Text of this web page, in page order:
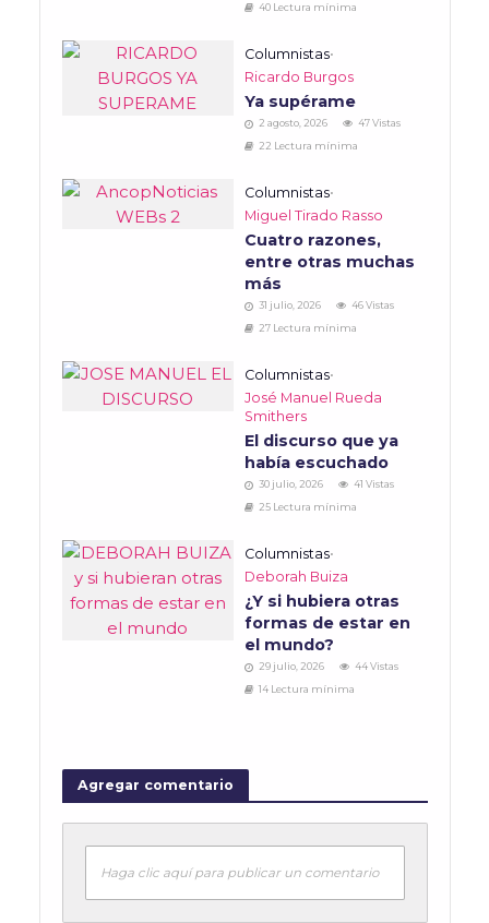
40 Lectura mínima
Columnistas•
Ricardo Burgos
Ya supérame
2 agosto, 2026
47 Vistas
22 Lectura mínima
Columnistas•
Miguel Tirado Rasso
Cuatro razones,
entre otras muchas
más
31 julio, 2026
46 Vistas
27 Lectura mínima
Columnistas•
José Manuel Rueda
Smithers
El discurso que ya
había escuchado
30 julio, 2026
41 Vistas
25 Lectura mínima
Columnistas•
Deborah Buiza
¿Y si hubiera otras
formas de estar en
el mundo?
29 julio, 2026
44 Vistas
14 Lectura mínima
Agregar comentario
Haga clic aquí para publicar un comentario